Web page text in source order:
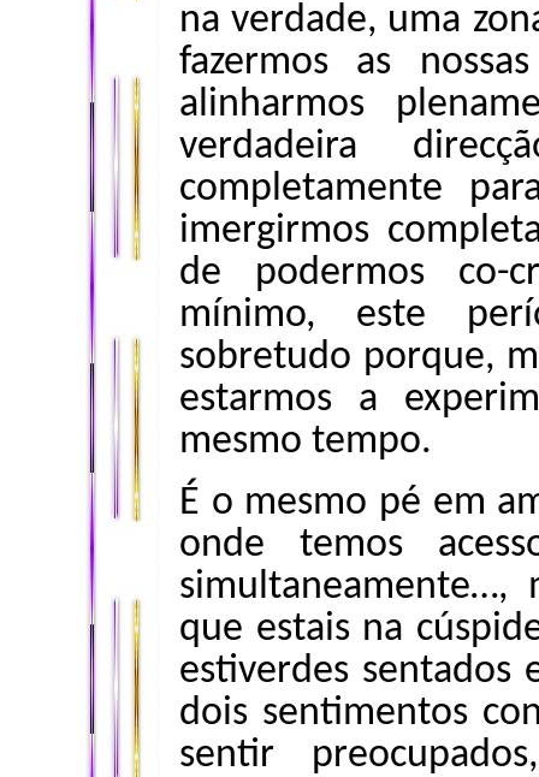
na verdade, uma
fazermos as
alinharmos
verdadeira
completamente
imergirmos
de podermos co-
mínimo, este
sobretudo porque,
estarmos a
mesmo tempo.
É o mesmo pé em
onde temos
simultaneamente…,
que estais na
estiverdes sentados
dois sentimentos
sentir